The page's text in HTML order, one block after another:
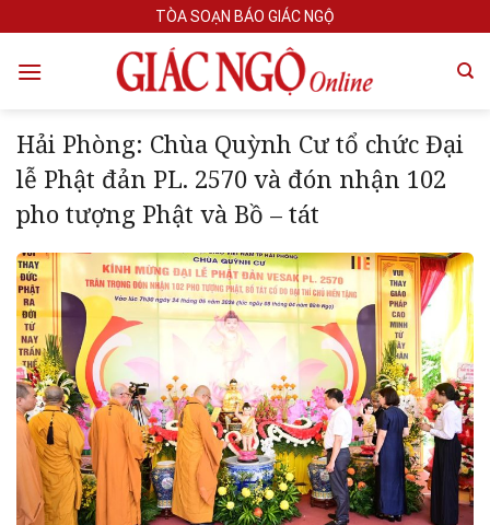
to
content
TÒA SOẠN BÁO GIÁC NGỘ
Hải Phòng: Chùa Quỳnh Cư tổ chức Đại
lễ Phật đản PL. 2570 và đón nhận 102
pho tượng Phật và Bồ – tát